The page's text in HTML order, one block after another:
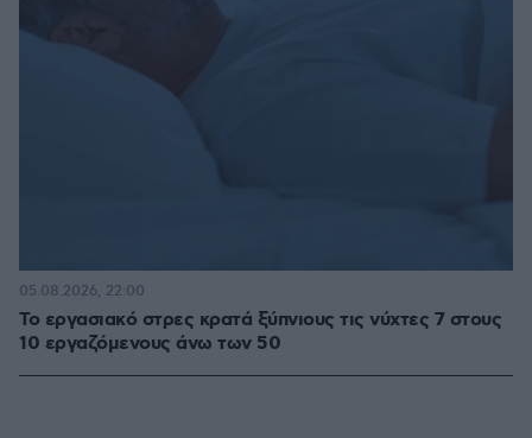
Το εργασιακό στρες κρατά ξύπνιους τις νύχτες 7 στους
10 εργαζόμενους άνω των 50
05.08.2026, 22:00